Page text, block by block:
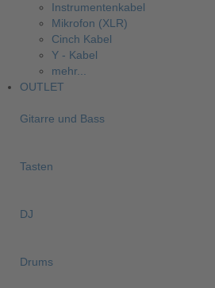
Instrumentenkabel
Mikrofon (XLR)
Cinch Kabel
Y - Kabel
mehr...
OUTLET
Gitarre und Bass
Tasten
DJ
Drums